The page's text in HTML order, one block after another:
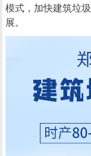
模式，加快建筑垃
展。